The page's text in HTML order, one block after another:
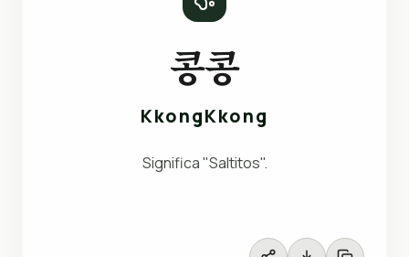
콩콩
KkongKkong
Significa "Saltitos".